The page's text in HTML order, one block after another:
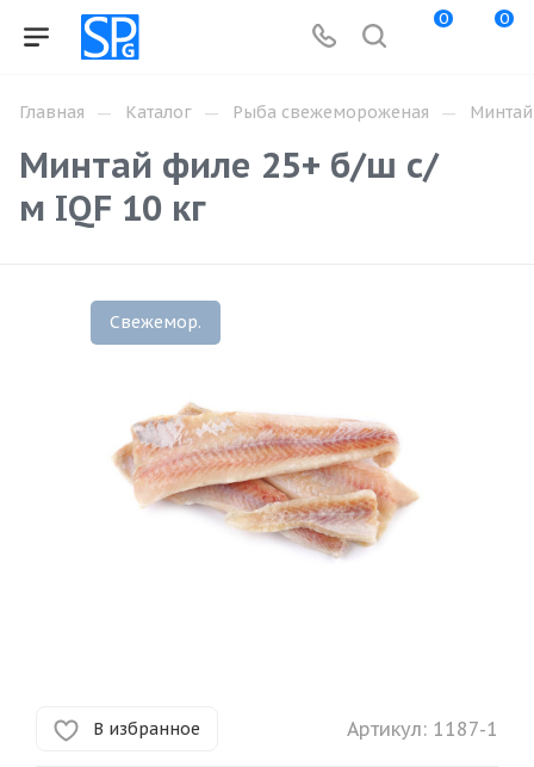
0 0
Главная — Каталог — Рыба свежемороженая — Минтай
Минтай филе 25+ б/ш с/
м IQF 10 кг
Свежемор.
В избранное Артикул: 1187-1